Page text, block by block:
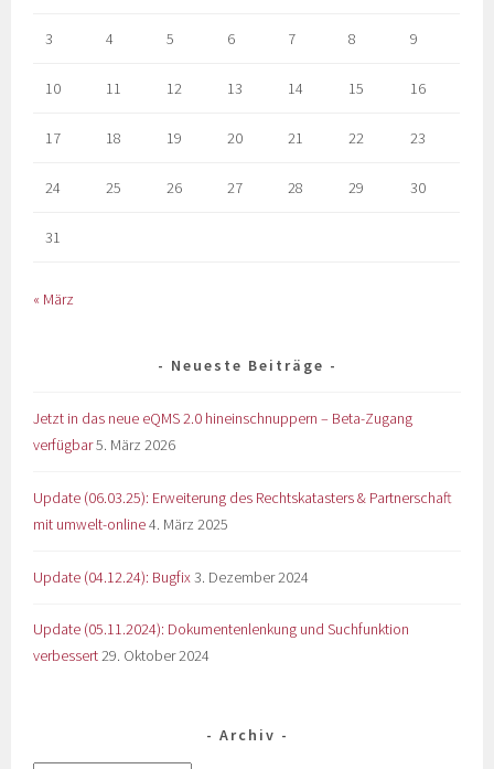
3 4 5 6 7 8 9
10 11 12 13 14 15 16
17 18 19 20 21 22 23
24 25 26 27 28 29 30
31
« März
Neueste Beiträge
Jetzt in das neue eQMS 2.0 hineinschnuppern – Beta-Zugang
verfügbar5. März 2026
Update (06.03.25): Erweiterung des Rechtskatasters & Partnerschaft
mit umwelt-online4. März 2025
Update (04.12.24): Bugfix 3. Dezember 2024
Update (05.11.2024): Dokumentenlenkung und Suchfunktion
verbessert29. Oktober 2024
Archiv